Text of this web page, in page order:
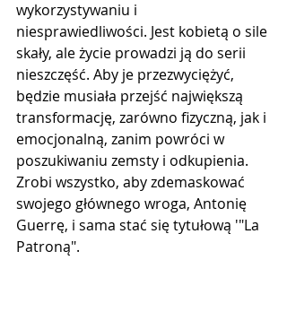
wykorzystywaniu i
niesprawiedliwości. Jest kobietą o sile
skały, ale życie prowadzi ją do serii
nieszczęść. Aby je przezwyciężyć,
będzie musiała przejść największą
transformację, zarówno fizyczną, jak i
emocjonalną, zanim powróci w
poszukiwaniu zemsty i odkupienia.
Zrobi wszystko, aby zdemaskować
swojego głównego wroga, Antonię
Guerrę, i sama stać się tytułową '"La
Patroną".